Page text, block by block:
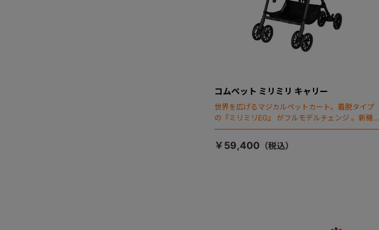
コムペット ミリミリ キャリー
世界を広げるマジカルペットカート。着脱タイプ
の『ミリミリEG』 がフルモデルチェンジ 。新機能
「マジカルフォールディング」搭載
￥59,400